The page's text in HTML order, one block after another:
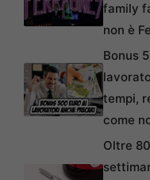
family
non è
Bonus
tempi,
come
Oltre